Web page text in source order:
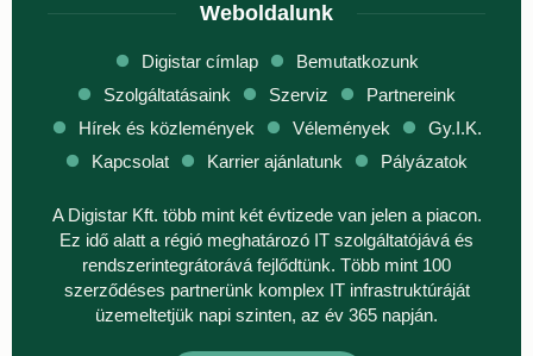
Weboldalunk
Digistar címlap
Bemutatkozunk
Szolgáltatásaink
Szerviz
Partnereink
Hírek és közlemények
Vélemények
Gy.I.K.
Kapcsolat
Karrier ajánlatunk Pályázatok
A Digistar Kft. több mint két évtizede van jelen a piacon.
Ez idő alatt a régió meghatározó IT szolgáltatójává és
rendszerintegrátorává fejlődtünk. Több mint 100
szerződéses partnerünk komplex IT infrastruktúráját
üzemeltetjük napi szinten, az év 365 napján.